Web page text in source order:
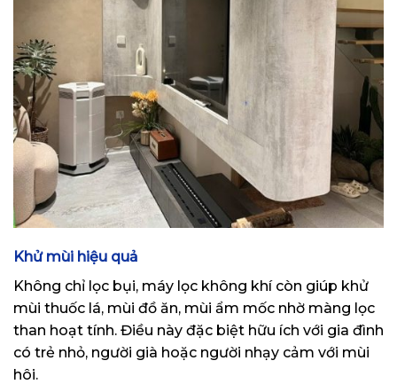
Khử mùi hiệu quả
Không chỉ lọc bụi, máy lọc không khí còn giúp khử
mùi thuốc lá, mùi đồ ăn, mùi ẩm mốc nhờ màng lọc
than hoạt tính. Điều này đặc biệt hữu ích với gia đình
có trẻ nhỏ, người già hoặc người nhạy cảm với mùi
hôi.